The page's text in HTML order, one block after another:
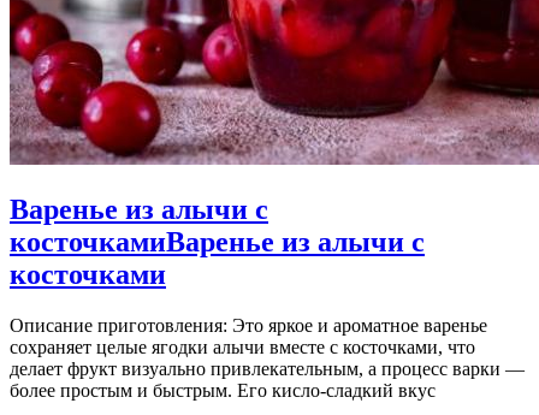
Варенье из алычи с
косточкамиВаренье из алычи с
косточками
Описание приготовления: Это яркое и ароматное варенье
сохраняет целые ягодки алычи вместе с косточками, что
делает фрукт визуально привлекательным, а процесс варки —
более простым и быстрым. Его кисло-сладкий вкус